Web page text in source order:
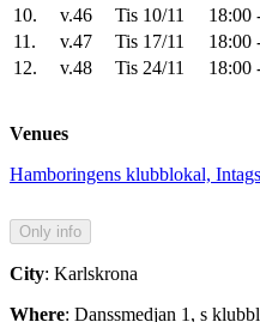
10.
v.46 Tis 10/11 18:00
11.
v.47 Tis 17/11 18:00
12.
v.48 Tis 24/11 18:00
Venues
Hamboringens klubblokal,
City: Karlskrona
Where: Danssmedjan 1, s